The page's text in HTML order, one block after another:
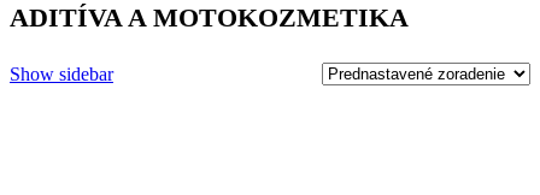
ADITÍVA A MOTOKOZMETIKA
Show sidebar